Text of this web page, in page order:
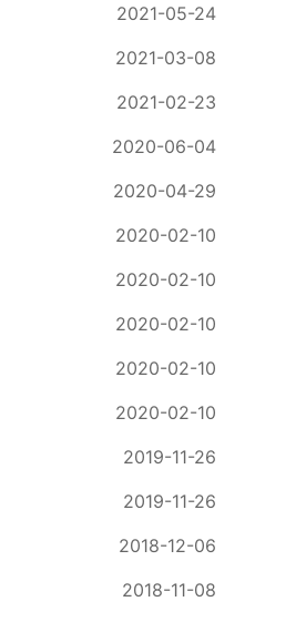
2021-05-24
2021-03-08
2021-02-23
2020-06-04
2020-04-29
2020-02-10
2020-02-10
2020-02-10
2020-02-10
2020-02-10
2019-11-26
2019-11-26
2018-12-06
2018-11-08